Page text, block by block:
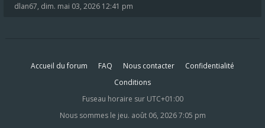
dlan67, dim. mai 03, 2026 12:41 pm
Accueil du forum FAQ Nous contacter
Confidentialité
Conditions
Fuseau horaire sur UTC+01:00
Nous sommes le jeu. août 06, 2026 7:05 pm